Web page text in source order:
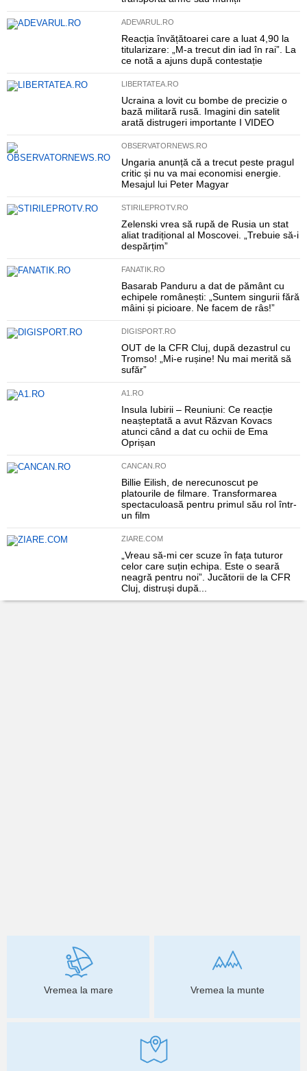
ADEVARUL.RO
Reacția învățătoarei care a luat 4,90 la
titularizare: „M-a trecut din iad în rai”. La
ce notă a ajuns după contestație
LIBERTATEA.RO
Ucraina a lovit cu bombe de precizie o
bază militară rusă. Imagini din satelit
arată distrugeri importante I VIDEO
OBSERVATORNEWS.RO
Ungaria anunță că a trecut peste pragul
critic și nu va mai economisi energie.
Mesajul lui Peter Magyar
STIRILEPROTV.RO
Zelenski vrea să rupă de Rusia un stat
aliat tradițional al Moscovei. „Trebuie să-i
despărțim”
FANATIK.RO
Basarab Panduru a dat de pământ cu
echipele românești: „Suntem singurii fără
mâini și picioare. Ne facem de râs!”
DIGISPORT.RO
OUT de la CFR Cluj, după dezastrul cu
Tromso! „Mi-e rușine! Nu mai merită să
sufăr”
A1.RO
Insula Iubirii – Reuniuni: Ce reacție
neașteptată a avut Răzvan Kovacs
atunci când a dat cu ochii de Ema
Oprișan
CANCAN.RO
Billie Eilish, de nerecunoscut pe
platourile de filmare. Transformarea
spectaculoasă pentru primul său rol într-
un film
ZIARE.COM
„Vreau să-mi cer scuze în fața tuturor
celor care suțin echipa. Este o seară
neagră pentru noi”. Jucătorii de la CFR
Cluj, distruși după...
Vremea la mare Vremea la munte